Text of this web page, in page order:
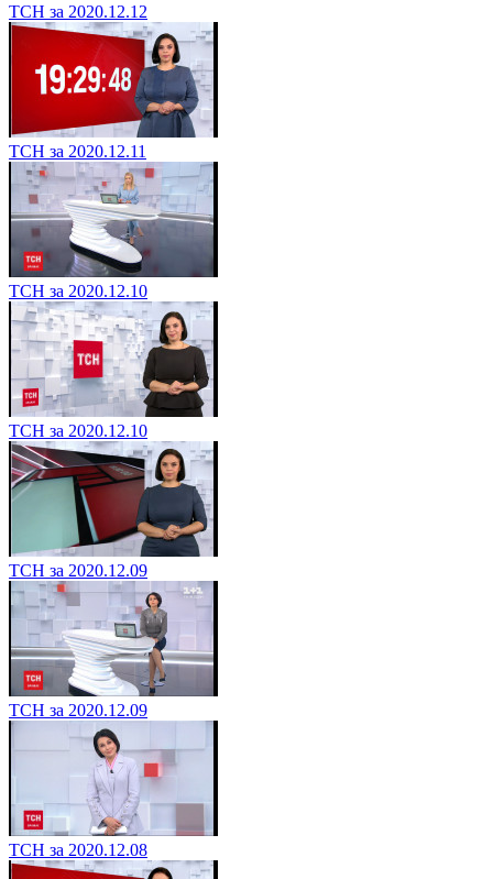
ТСН за 2020.12.12
ТСН за 2020.12.11
ТСН за 2020.12.10
ТСН за 2020.12.10
ТСН за 2020.12.09
ТСН за 2020.12.09
ТСН за 2020.12.08